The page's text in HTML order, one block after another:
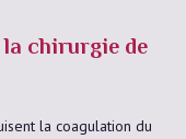
chirurgie de
la coagulation du